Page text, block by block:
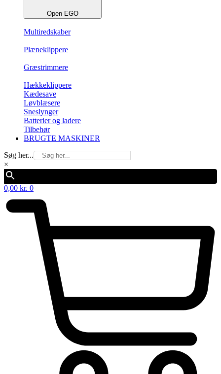
Open EGO
Multiredskaber
Plæneklippere
Græstrimmere
Hækkeklippere
Kædesave
Løvblæsere
Sneslynger
Batterier og ladere
Tilbehør
BRUGTE MASKINER
Søg her...
×
0,00 kr. 0